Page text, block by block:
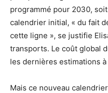
programmé pour 2030,
calendrier initial, « du fait
cette ligne », se justifie
transports. Le coût global
les dernières estimations à
Mais ce nouveau